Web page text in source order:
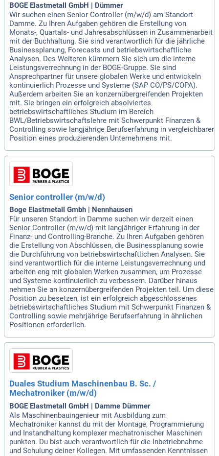
BOGE Elastmetall GmbH | Dümmer
Wir suchen einen Senior Controller (m/w/d) am Standort
Damme. Zu Ihren Aufgaben gehören die Erstellung von
Monats-, Quartals- und Jahresabschlüssen in Zusammenarbeit
mit der Buchhaltung. Sie sind verantwortlich für die jährliche
Businessplanung, Forecasts und betriebswirtschaftliche
Analysen. Des Weiteren kümmern Sie sich um die interne
Leistungsverrechnung in der BOGE-Gruppe. Sie sind
Ansprechpartner für unsere globalen Werke und entwickeln
kontinuierlich Prozesse und Systeme (SAP CO/PS/COPA).
Außerdem arbeiten Sie an konzernübergreifenden Projekten
mit. Sie bringen ein erfolgreich absolviertes
betriebswirtschaftliches Studium im Bereich
BWL/Betriebswirtschaftslehre mit Schwerpunkt Finanzen &
Controlling sowie langjährige Berufserfahrung in vergleichbarer
Position eines produzierenden Unternehmens mit.
Senior controller (m/w/d)
Boge Elastmetall Gmbh | Nennhausen
Für unseren Standort in Damme suchen wir derzeit einen
Senior Controller (m/w/d) mit langjähriger Erfahrung in der
Finanz- und Controlling-Branche. Zu Ihren Aufgaben gehören
die Erstellung von Abschlüssen, die Businessplanung sowie
die Durchführung von betriebswirtschaftlichen Analysen. Sie
sind verantwortlich für die interne Leistungsverrechnung und
arbeiten eng mit globalen Werken zusammen, um Prozesse
und Systeme kontinuierlich zu verbessern. Darüber hinaus
nehmen Sie an konzernübergreifenden Projekten teil. Um diese
Position zu besetzen, ist ein erfolgreich abgeschlossenes
betriebswirtschaftliches Studium mit Schwerpunkt Finanzen &
Controlling sowie mehrjährige Berufserfahrung in ähnlichen
Positionen erforderlich.
Duales Studium Maschinenbau B. Sc. /
Mechatroniker (m/w/d)
BOGE Elastmetall GmbH | Damme Dümmer
Als Maschinenbauingenieur mit Ausbildung zum
Mechatroniker kannst du mit der Montage, Programmierung
und Instandhaltung komplexer mechatronischer Maschinen
punkten. Du bist auch verantwortlich für die Inbetriebnahme
und Schulung deiner Kollegen. Mit umfassenden Kenntnissen